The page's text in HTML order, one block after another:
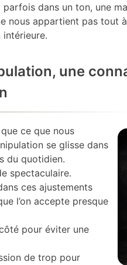
parfois dans un ton, une
nous appartient pas tout
intérieure.
une
ce que nous
se glisse dans
du quotidien.
spectaculaire.
ces ajustements
l’on accepte presque
pour éviter une
de trop pour